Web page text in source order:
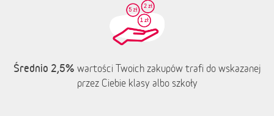
Średnio 2,5% wartości Twoich zakupów trafi do wskazanej
przez Ciebie klasy albo szkoły